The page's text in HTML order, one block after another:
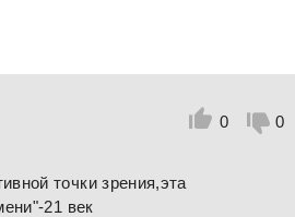
0 0
точки зрения,эта
21 век